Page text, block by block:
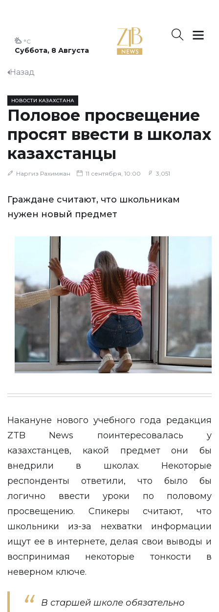
Суббота, 8 Августа
°C
Назад
НОВОСТИ КАЗАХСТАНА
Половое просвещение
просят ввести в школах
казахстанцы
Наргиз Рахимжан 11 сентября, 10:00 3,051
Граждане считают, что школьникам
нужен новый предмет
Накануне нового учебного года редакция
ZTB News
поинтересовалась у
казахстанцев, какой предмет они бы
внедрили в школах. Некоторые
респонденты ответили, что было бы
логично ввести уроки по половому
просвещению. Спикеры считают, что
школьники из-за нехватки информации
ищут ее в интернете, делая свои выводы и
воспринимая некоторые тонкости в
неверном ключе.
В старшей школе обязательно